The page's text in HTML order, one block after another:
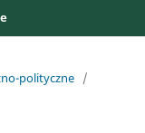
polityczne /